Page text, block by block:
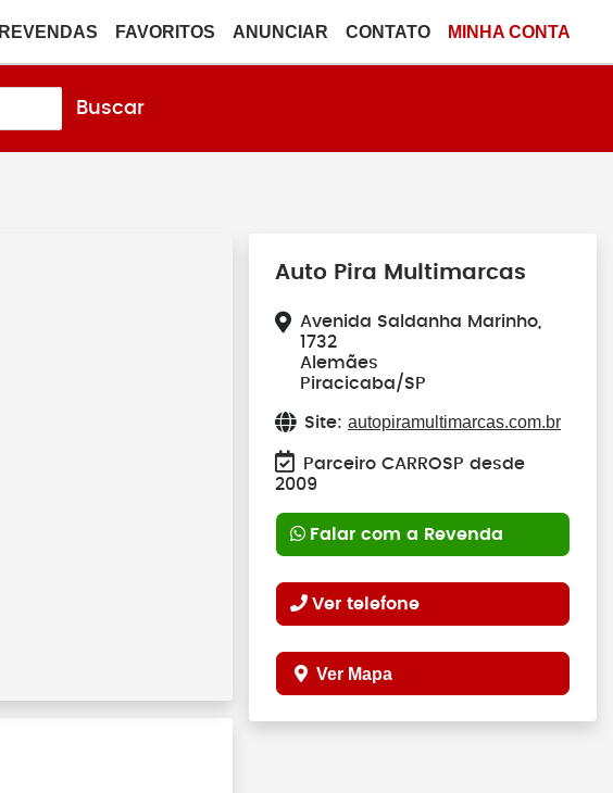
REVENDAS FAVORITOS ANUNCIAR CONTATO MINHA CONTA
Buscar
Auto Pira Multimarcas
Avenida Saldanha Marinho,
1732
Alemães
Piracicaba/SP
Site: autopiramultimarcas.com.br
Parceiro CARROSP desde
2009
Falar com a Revenda
Ver telefone
Ver Mapa